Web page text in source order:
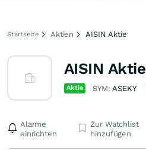
Startseite Aktien AISIN Aktie
AISIN Aktie
Aktie SYM:ASEKY
Alarme
einrichten
Zur Watchlist
hinzufügen